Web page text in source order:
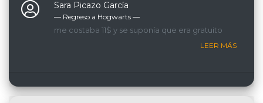
Sara Picazo García
— Regreso a Hogwarts ―
me costaba 11$ y se suponía que era gratuito
LEER MÁS